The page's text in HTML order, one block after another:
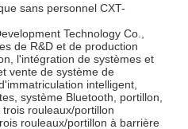
code QR
sans personnel CXT-
Technology Co.,
de R&D et de production
l'intégration de systèmes et
vente de système de
intelligent,
système Bluetooth, portillon,
rouleaux/portillon
rouleaux/portillon à barrière